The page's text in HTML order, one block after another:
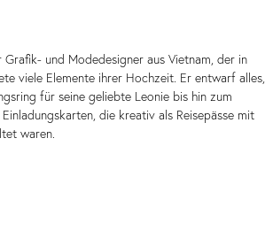
Grafik- und Modedesigner aus Vietnam, der in
viele Elemente ihrer Hochzeit. Er entwarf alles,
für seine geliebte Leonie bis hin zum
die kreativ als Reisepässe mit
waren.